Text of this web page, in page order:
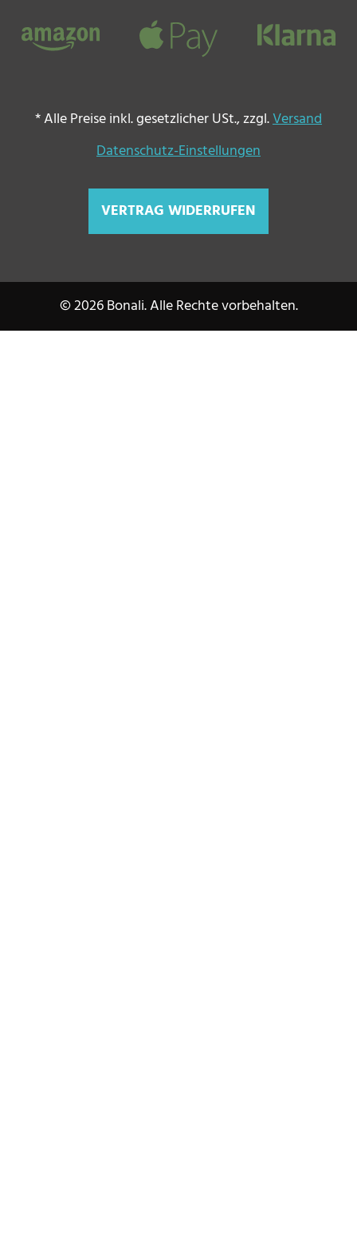
*Alle Preise inkl. gesetzlicher USt., zzgl.Versand
Datenschutz-Einstellungen
VERTRAG WIDERRUFEN
© 2026 Bonali. Alle Rechte vorbehalten.